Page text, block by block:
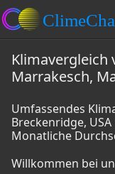
Klimavergleich
Marrakesch,
Umfassendes
Breckenridge,
Monatliche
Willkommen bei